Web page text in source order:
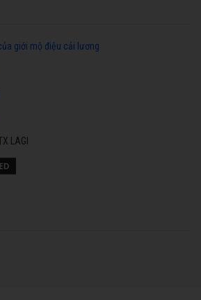
giới mộ điệu cải lương
LAGI